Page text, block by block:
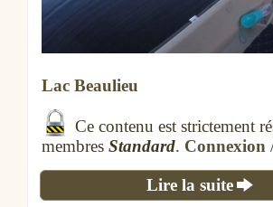
Lac Beaulieu
Ce contenu est strictement
membres Standard. Connexion
Lire la suite